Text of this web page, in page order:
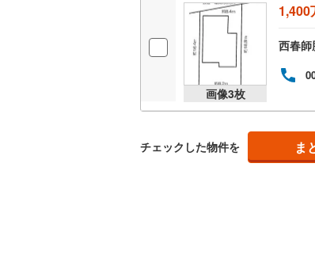
画像3枚
1,400
西春
チェックした物件を ま